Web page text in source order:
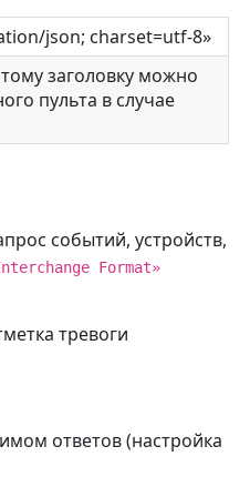
json; charset=utf-8»
заголовку можно
пульта в случае
событий, устройств,
Format»
тревоги
ответов (настройка